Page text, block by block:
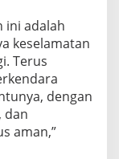
ini adalah
keselamatan
Terus
dengan
dan
aman,”